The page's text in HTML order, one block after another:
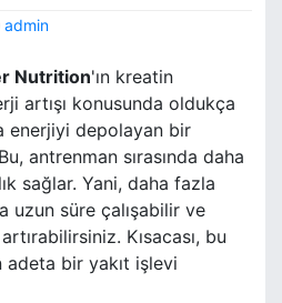
admin
Nutrition'ın kreatin
artışı konusunda oldukça
enerjiyi depolayan bir
antrenman sırasında daha
sağlar. Yani, daha fazla
uzun süre çalışabilir ve
Kısacası, bu
bir yakıt işlevi